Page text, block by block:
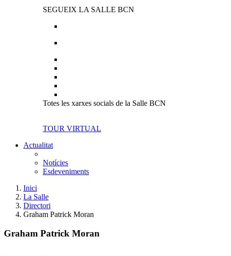
SEGUEIX LA SALLE BCN
Totes les xarxes socials de la Salle BCN
TOUR VIRTUAL
Actualitat
Notícies
Esdeveniments
Inici
La Salle
Directori
Graham Patrick Moran
Graham Patrick Moran